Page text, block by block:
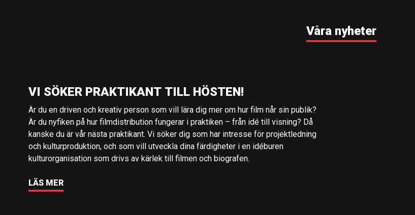
Våra nyheter
VI SÖKER PRAKTIKANT TILL HÖSTEN!
Är du en driven och kreativ person som vill lära dig mer om hur film når sin publik?
Är du nyfiken på hur filmdistribution fungerar i praktiken – från idé till visning? Då
kanske du är vår nästa praktikant. Vi söker dig som har intresse för projektledning
och kulturproduktion, och som vill utveckla dina färdigheter i en idéburen
kulturorganisation som drivs av kärlek till filmen och biografen.
LÄS MER